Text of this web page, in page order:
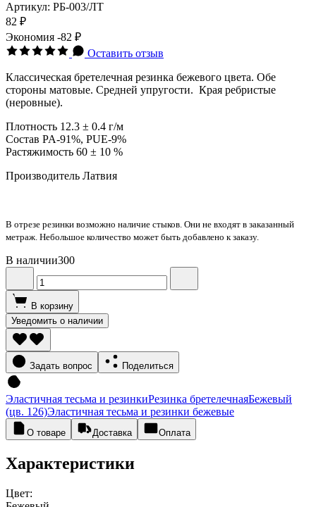
Артикул: РБ-003/ЛТ
82 ₽
Экономия -82 ₽
Оставить отзыв
Классическая бретелечная резинка бежевого цвета. Обе
стороны матовые. Средней упругости. Края ребристые
(неровные).
Плотность 12.3 ± 0.4 г/м
Состав PA-91%, PUE-9%
Растяжимость 60 ± 10 %
Производитель Латвия
В отрезе резинки возможно наличие стыков. Они не входят в заказанный
метраж. Небольшое количество может быть добавлено к заказу.
В наличии300
В корзину
Уведомить о наличии
Задать вопрос Поделиться
Эластичная тесьма и резинкиРезинка бретелечнаяБежевый
(цв. 126)Эластичная тесьма и резинки бежевые
О товаре Доставка Оплата
Характеристики
Цвет: